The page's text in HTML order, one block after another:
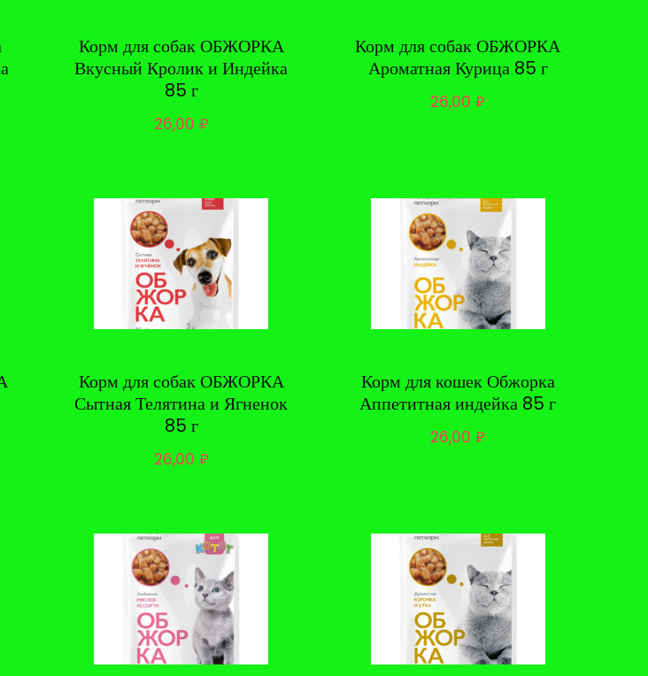
Корм для собак ОБЖОРКА
Вкусный Кролик и Индейка
85 г
26,00 ₽
Корм для собак ОБЖОРКА
Ароматная Курица 85 г
26,00₽
Корм для собак ОБЖОРКА
Сытная Телятина и Ягненок
85 г
26,00 ₽
Корм для кошек Обжорка
Аппетитная индейка 85 г
26,00₽